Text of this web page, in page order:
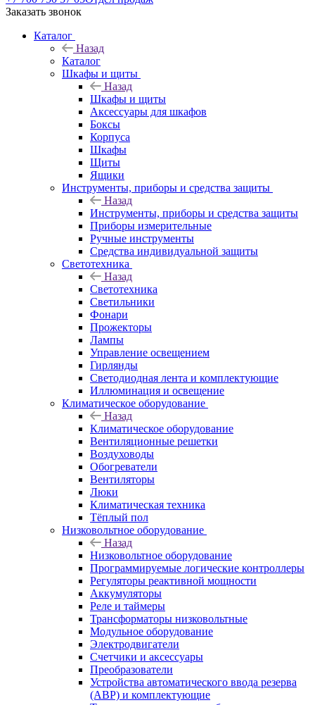
Заказать звонок
Каталог
Назад
Каталог
Шкафы и щиты
Назад
Шкафы и щиты
Аксессуары для шкафов
Боксы
Корпуса
Шкафы
Щиты
Ящики
Инструменты, приборы и средства защиты
Назад
Инструменты, приборы и средства защиты
Приборы измерительные
Ручные инструменты
Средства индивидуальной защиты
Светотехника
Назад
Светотехника
Светильники
Фонари
Прожекторы
Лампы
Управление освещением
Гирлянды
Светодиодная лента и комплектующие
Иллюминация и освещение
Климатическое оборудование
Назад
Климатическое оборудование
Вентиляционные решетки
Воздуховоды
Обогреватели
Вентиляторы
Люки
Климатическая техника
Тёплый пол
Низковольтное оборудование
Назад
Низковольтное оборудование
Программируемые логические контроллеры
Регуляторы реактивной мощности
Аккумуляторы
Реле и таймеры
Трансформаторы низковольтные
Модульное оборудование
Электродвигатели
Счетчики и аксессуары
Преобразователи
Устройства автоматического ввода резерва
(АВР) и комплектующие